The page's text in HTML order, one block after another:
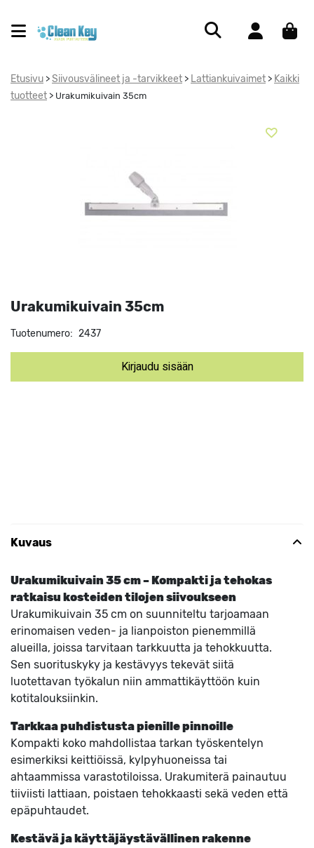
Etusivu > Siivousvälineet ja -tarvikkeet > Lattiankuivaimet > Kaikki
tuotteet > Urakumikuivain 35cm
Urakumikuivain 35cm
Tuotenumero: 2437
Kirjaudu sisään
Kuvaus
Urakumikuivain 35 cm – Kompakti ja tehokas
ratkaisu kosteiden tilojen siivoukseen
Urakumikuivain 35 cm on suunniteltu tarjoamaan
erinomaisen veden- ja lianpoiston pienemmillä
alueilla, joissa tarvitaan tarkkuutta ja tehokkuutta.
Sen suorituskyky ja kestävyys tekevät siitä
luotettavan työkalun niin ammattikäyttöön kuin
kotitalouksiinkin.
Tarkkaa puhdistusta pienille pinnoille
Kompakti koko mahdollistaa tarkan työskentelyn
esimerkiksi keittiöissä, kylpyhuoneissa tai
ahtaammissa varastotiloissa. Urakumiterä painautuu
tiiviisti lattiaan, poistaen tehokkaasti sekä veden että
epäpuhtaudet.
Kestävä ja käyttäjäystävällinen rakenne